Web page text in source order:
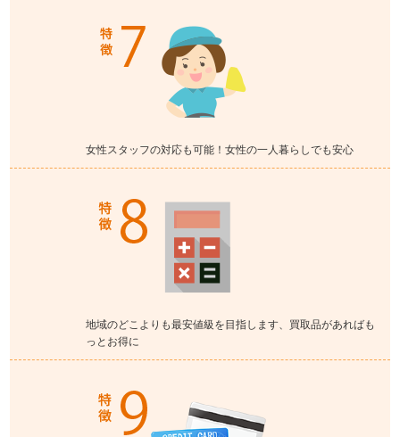
女性スタッフの対応も可能！女性の一人暮らしでも安心
地域のどこよりも最安値級を目指します、買取品があればも
っとお得に